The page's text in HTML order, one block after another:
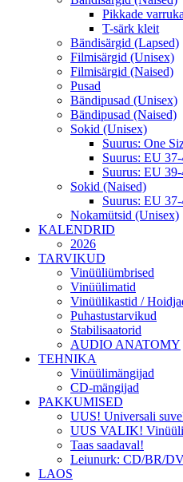
Pikkade
T-särk kleit
Bändisärgid (Lapsed)
Filmisärgid (Unisex)
Filmisärgid (Naised)
Pusad
Bändipusad (Unisex)
Bändipusad (Naised)
Sokid (Unisex)
Suurus: One
Suurus: EU
Suurus: EU
Sokid (Naised)
Suurus: EU
Nokamütsid (Unisex)
KALENDRID
2026
TARVIKUD
Vinüüliümbrised
Vinüülimatid
Vinüülikastid /
Puhastustarvikud
Stabilisaatorid
AUDIO ANATOMY
TEHNIKA
Vinüülimängijad
CD-mängijad
PAKKUMISED
UUS! Universali
UUS VALIK!
Taas saadaval!
Leiunurk: CD/BR/
LAOS